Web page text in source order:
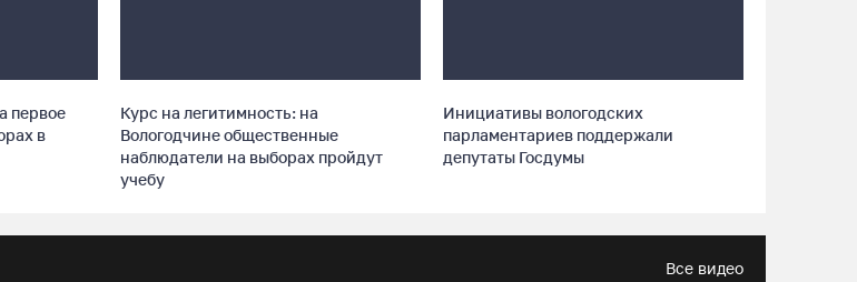
Более двух тысяч наблюдателей обеспечат
08.08.26 / 14:29
первое
в
Курс на легитимность: на
Вологодчине общественные
наблюдатели на выборах пройдут
учебу
Инициативы вологодских
парламентариев поддержали
депутаты Госдумы
Все видео